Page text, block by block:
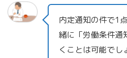
内定通知の件で1
緒に「労働条件通
くことは可能でし